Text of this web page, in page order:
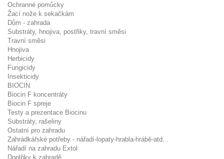
Ochranné pomůcky
Žací nože k sekačkám
Dům - zahrada
Substráty, hnojiva, postřiky, travní směsi
Travní směsi
Hnojiva
Herbicidy
Fungicidy
Insekticidy
BIOCIN
Biocin F koncentráty
Biocin F spreje
Testy a prezentace Biocinu
Substráty, rašeliny
Ostatní pro zahradu
Zahrádkářské potřeby - nářadí-lopaty-hrabla-hrábě-atd...
Nářadí na zahradu Extol
Doplňky k zahradě